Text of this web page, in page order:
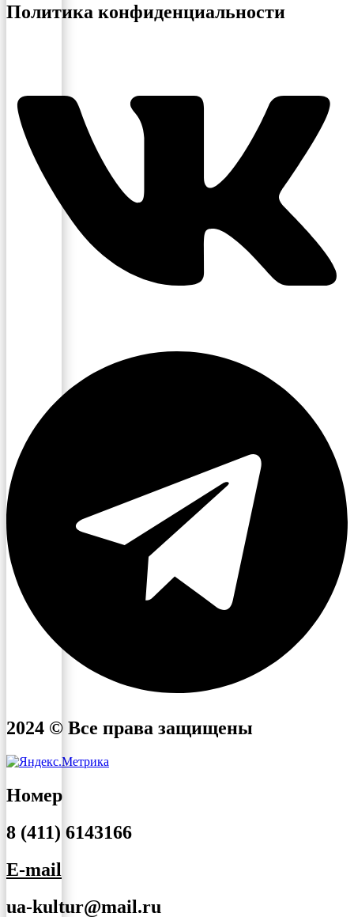
Политика конфиденциальности
2024 © Все права защищены
Номер
8 (411) 6143166
E-mail
ua-kultur@mail.ru